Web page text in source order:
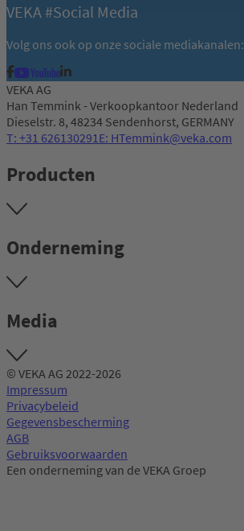
VEKA #Social Media
Volg ons ook op onze sociale mediakanalen:
VEKA AG
Han Temmink - Verkoopkantoor Nederland
Dieselstr. 8, 48234 Sendenhorst, GERMANY
T: +31 626130291E: HTemmink@veka.com
Producten
Onderneming
Media
© VEKA AG 2022-2026
Impressum
Privacybeleid
Gegevensbescherming
AGB
Gebruiksvoorwaarden
Een onderneming van de VEKA Groep